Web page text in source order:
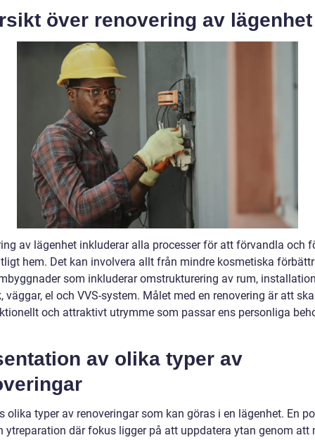
över renovering av lägenhet
av lägenhet inkluderar alla processer för att förvandla och
hem. Det kan involvera allt från mindre kosmetiska
som inkluderar omstrukturering av rum,
väggar, el och VVS-system. Målet med en renovering är att
och attraktivt utrymme som passar ens personliga
av olika typer av
olika typer av renoveringar som kan göras i en lägenhet. En
ytreparation där fokus ligger på att uppdatera ytan genom att